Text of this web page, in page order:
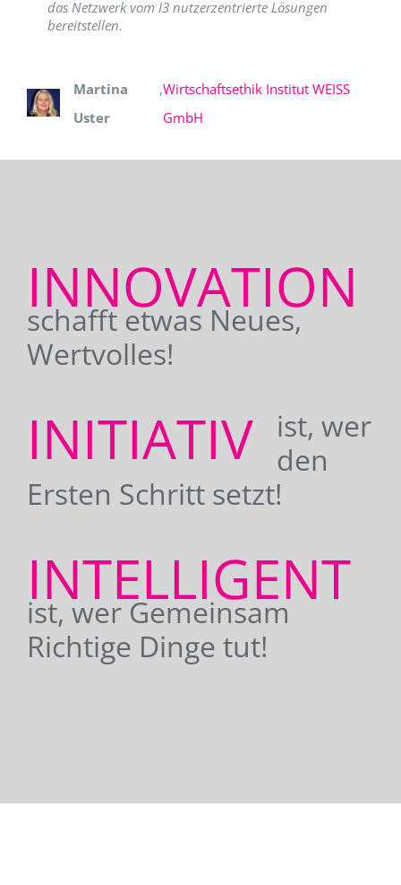
das Netzwerk vom I3 nutzerzentrierte Lösungen
bereitstellen.
Martina
Uster
,Wirtschaftsethik Institut WEISS
GmbH
INNOVATION
schafft etwas Neues,
Wertvolles!
INITIATIV
ist, wer
den
Ersten Schritt setzt!
INTELLIGENT
ist, wer Gemeinsam
Richtige Dinge tut!